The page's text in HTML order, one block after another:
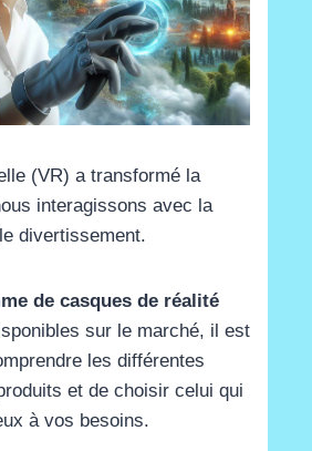
(VR) a transformé la
interagissons avec la
divertissement.
de casques de réalité
sur le marché, il est
les différentes
et de choisir celui qui
à vos besoins.